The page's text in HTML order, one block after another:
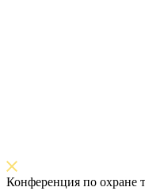
Конференция по охране